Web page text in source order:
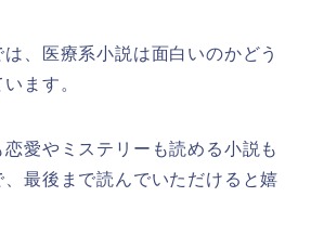
、医療系小説は面白いのかどう
ます。
愛やミステリーも読める小説も
最後まで読んでいただけると嬉